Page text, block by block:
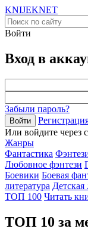
KNIJEKNET
Войти
Вход в
Забыли пароль?
Войти
Или войдите через
Жанры
Фантастика
Любовное фэнтези
Боевики Боевая
литература Детская
ТОП 100 Читать
ТОП 10 за